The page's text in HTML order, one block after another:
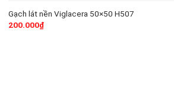
Gạch lát nền Viglacera 50×50 H507
200.000₫